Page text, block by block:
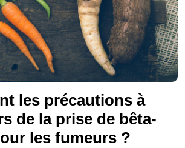
les précautions à
de la prise de bêta-
les fumeurs ?